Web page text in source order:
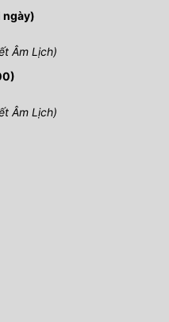
ngày)
Âm Lịch)
Âm Lịch)